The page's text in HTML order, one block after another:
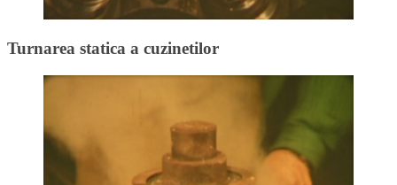
Turnarea statica a cuzinetilor